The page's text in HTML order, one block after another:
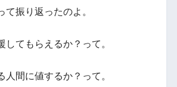
て振り返ったのよ。
してもらえるか？って。
人間に値するか？って。